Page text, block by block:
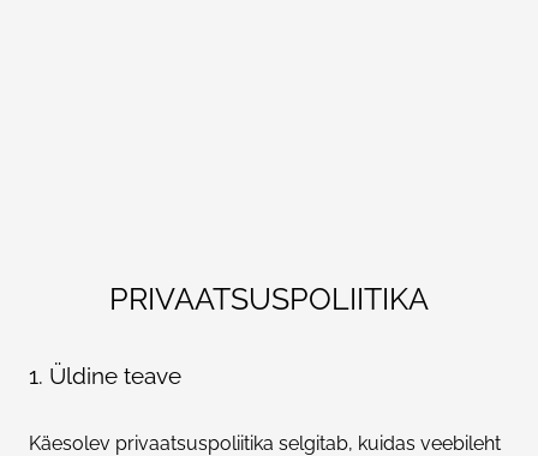
KONTAKT
EST
PRIVAATSUSPOLIITIKA
1. Üldine teave
Käesolev privaatsuspoliitika selgitab, kuidas veebileht